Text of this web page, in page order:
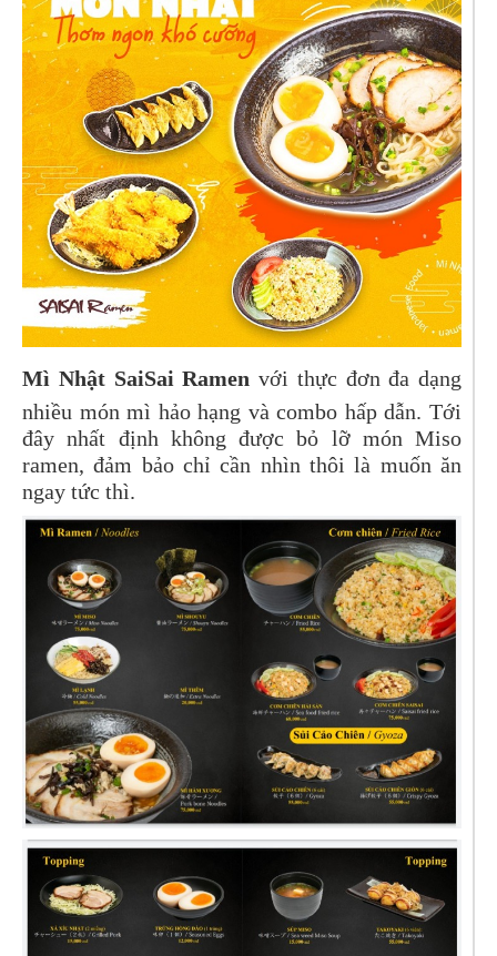
Mì Nhật SaiSai Ramen với thực đơn đa dạng
nhiều món mì hảo hạng và combo hấp dẫn. Tới
đây nhất định không được bỏ lỡ món Miso
ramen, đảm bảo chỉ cần nhìn thôi là muốn ăn
ngay tức thì.